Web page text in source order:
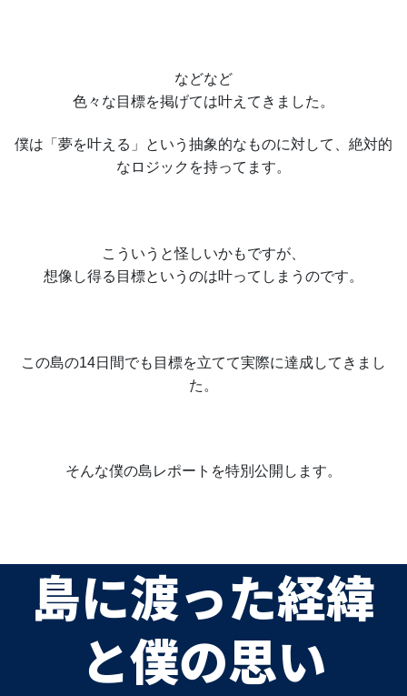
などなど
色々な目標を掲げては叶えてきました。
僕は「夢を叶える」という抽象的なものに対して、絶対的
なロジックを持ってます。
こういうと怪しいかもですが、
想像し得る目標というのは叶ってしまうのです。
この島の14日間でも目標を立てて実際に達成してきまし
た。
そんな僕の島レポートを特別公開します。
島に渡った経緯
と僕の思い